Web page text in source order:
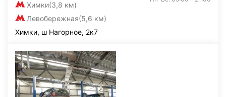
Химки(3,8 км)
Левобережная(5,6 км)
Химки, ш Нагорное, 2к7